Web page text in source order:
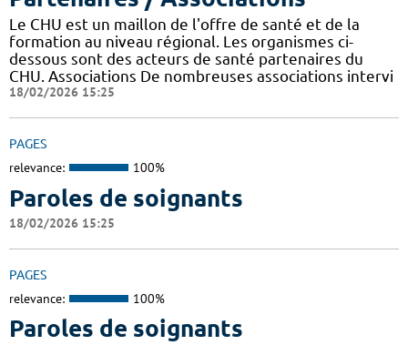
Le CHU est un maillon de l'offre de santé et de la
formation au niveau régional. Les organismes ci-
dessous sont des acteurs de santé partenaires du
CHU. Associations De nombreuses associations intervi
18/02/2026 15:25
PAGES
relevance: 100%
Paroles de soignants
18/02/2026 15:25
PAGES
relevance: 100%
Paroles de soignants